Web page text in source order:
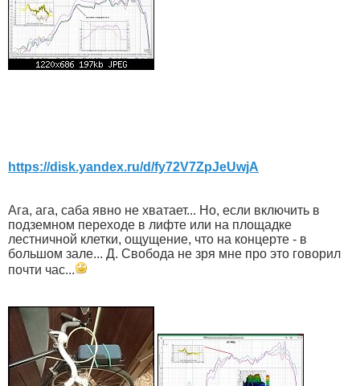
https://disk.yandex.ru/d/fy72V7ZpJeUwjA
Ага, ага, саба явно не хватает... Но, если включить в
подземном переходе в лифте или на площадке
лестничной клетки, ощущение, что на концерте - в
большом зале... Д. Свобода не зря мне про это говорил
почти час...